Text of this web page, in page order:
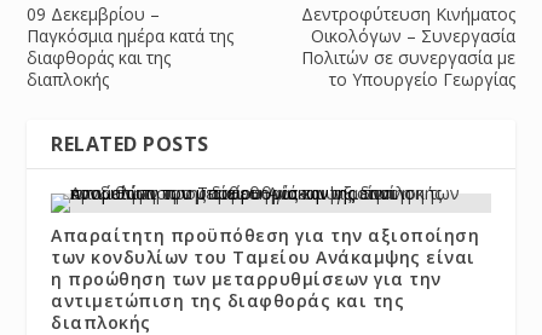
09 Δεκεμβρίου –
Παγκόσμια ημέρα κατά της
διαφθοράς και της
διαπλοκής
Δεντροφύτευση Κινήματος
Οικολόγων – Συνεργασία
Πολιτών σε συνεργασία με
το Υπουργείο Γεωργίας
RELATED POSTS
Απαραίτητη προϋπόθεση για την αξιοποίηση
των κονδυλίων του Ταμείου Ανάκαμψης είναι
η προώθηση των μεταρρυθμίσεων για την
αντιμετώπιση της διαφθοράς και της
διαπλοκής